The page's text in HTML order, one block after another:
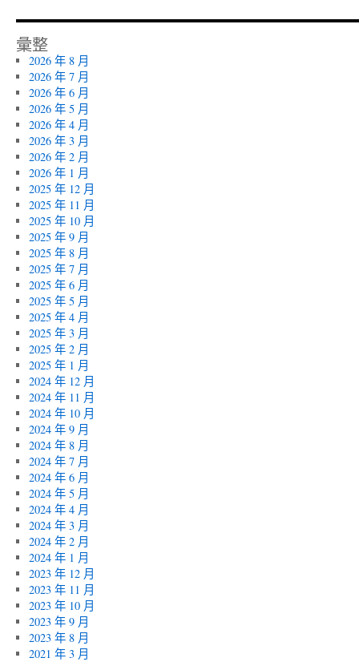
彙整
2026 年 8 月
2026 年 7 月
2026 年 6 月
2026 年 5 月
2026 年 4 月
2026 年 3 月
2026 年 2 月
2026 年 1 月
2025 年 12 月
2025 年 11 月
2025 年 10 月
2025 年 9 月
2025 年 8 月
2025 年 7 月
2025 年 6 月
2025 年 5 月
2025 年 4 月
2025 年 3 月
2025 年 2 月
2025 年 1 月
2024 年 12 月
2024 年 11 月
2024 年 10 月
2024 年 9 月
2024 年 8 月
2024 年 7 月
2024 年 6 月
2024 年 5 月
2024 年 4 月
2024 年 3 月
2024 年 2 月
2024 年 1 月
2023 年 12 月
2023 年 11 月
2023 年 10 月
2023 年 9 月
2023 年 8 月
2021 年 3 月